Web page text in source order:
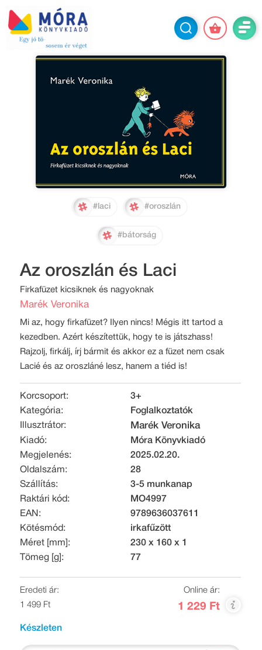
#laci #oroszlán
#bátorság
Az oroszlán és Laci
Firkafüzet kicsiknek és nagyoknak
Marék Veronika
Mi az, hogy firkafüzet? Ilyen nincs! Mégis itt tartod a
kezedben. Azért készítettük, hogy te is játszhass!
Rajzolj, firkálj, írj bármit és akkor ez a füzet nem csak
Lacié és az oroszláné lesz, hanem a tiéd is!
Korcsoport:
3+
Kategória:
Foglalkoztatók
Illusztrátor:
Marék Veronika
Kiadó:
Móra Könyvkiadó
Megjelenés:
2025.02.20.
Oldalszám:
28
Szállítás:
3-5 munkanap
Raktári kód:
MO4997
EAN:
9789636037611
Kötésmód:
irkafűzött
Méret [mm]:
230 x 160 x 1
Tömeg [g]:
77
Eredeti ár:
1 499 Ft
Online ár:
1 229 Ft
Készleten